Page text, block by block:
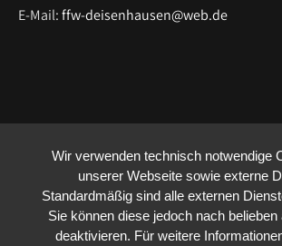
E-Mail:ffw-deisenhausen@web.de
Wir verwenden technisch notwendige
unserer Webseite sowie externe
Standardmäßig sind alle externen
Sie können diese jedoch nach belieben
deaktivieren. Für weitere